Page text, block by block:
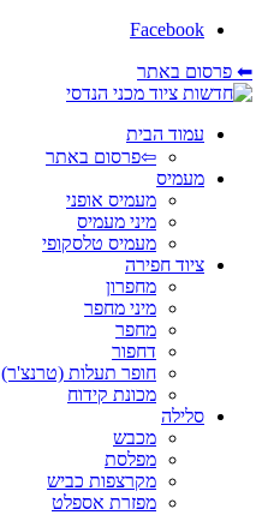
Facebook
⬅ פרסום באתר
עמוד הבית
⇦פרסום באתר
מעמיס
מעמיס אופני
מיני מעמיס
מעמיס טלסקופי
ציוד חפירה
מחפרון
מיני מחפר
מחפר
דחפור
חופר תעלות (טרנצ'ר)
מכונת קידוח
סלילה
מכבש
מפלסת
מקרצפות כביש
מפזרת אספלט